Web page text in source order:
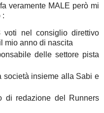
veramente MALE però mi
:
nel consiglio direttivo
mio anno di nascita
delle settore pista
società insieme alla Sabi e
di redazione del Runners